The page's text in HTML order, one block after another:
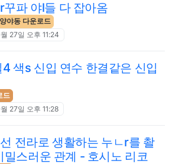
파 야l들 다 잡아옴
야동 다운로드
27일 오후 11:24
4 색s 신입 연수 한결같은 신입
드
27일 오후 11:28
전라로 생활하는 누ㄴr를 촬
스러운 관계 - 호시노 리코